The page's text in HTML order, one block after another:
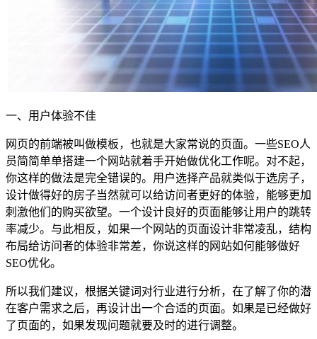
一、用户体验不佳
网页的前端被叫做模板，也就是大家常说的页面。一些SEO人
员简简单单搭建一个网站就着手开始做优化工作呢。对不起，
你这样的做法是完全错误的。用户选择产品就类似于选房子，
设计做得好的房子当然就可以给访问者更好的体验，能够更加
刺激他们的购买欲望。一个设计良好的页面能够让用户的跳转
率减少。与此相反，如果一个网站的页面设计非常凌乱，结构
布局给访问者的体验非常差，你说这样的网站如何能够做好
SEO优化。
所以我们建议，根据关键词对行业进行分析，在了解了你的潜
在客户需求之后，再设计出一个合适的页面。如果是已经做好
了页面的，如果发现问题就要及时的进行调整。